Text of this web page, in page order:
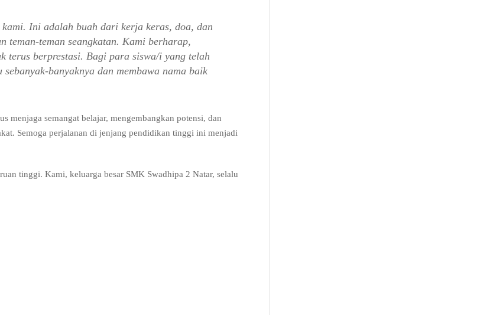
Ini adalah buah dari kerja keras, doa, dan
teman-teman seangkatan. Kami berharap,
terus berprestasi. Bagi para siswa/i yang telah
banyaknya dan membawa nama baik
menjaga semangat belajar, mengembangkan potensi, dan
Semoga perjalanan di jenjang pendidikan tinggi ini menjadi
tinggi. Kami, keluarga besar SMK Swadhipa 2 Natar, selalu